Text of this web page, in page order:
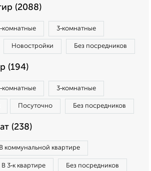
(2088)
3‑комнатные
Новостройки Без посредников
(194)
3‑комнатные
Посуточно Без посредников
(238)
В коммунальной квартире
В 3‑к квартире Без посредников